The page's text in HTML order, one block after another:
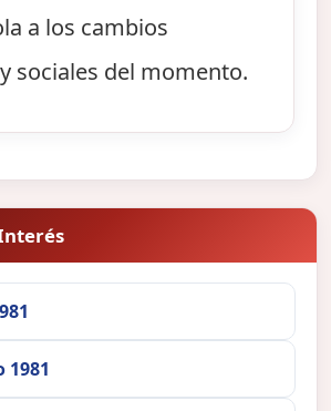
a los cambios
sociales del momento.
1981